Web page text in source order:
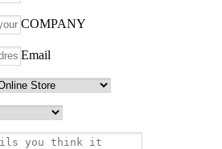
COMPANY
Email